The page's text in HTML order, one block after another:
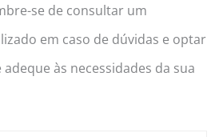
se de consultar um
em caso de dúvidas e optar
às necessidades da sua